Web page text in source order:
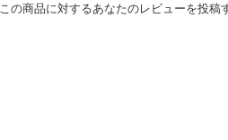
この商品に対するあなたのレビューを投稿